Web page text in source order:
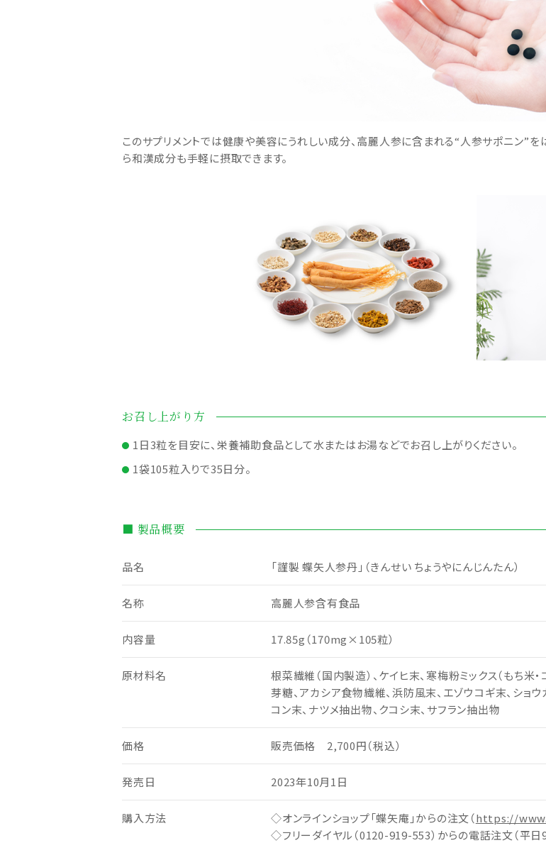
このサプリメントでは健康や美容にうれしい成分、高麗人参に含まれる“人参サポニン”
ら和漢成分も手軽に摂取できます。
お召し上がり方
1日3粒を目安に、栄養補助食品として水またはお湯などでお召し上がりください。
1袋105粒入りで35日分。
■ 製品概要
品名 「謹製 蝶矢人参丹」（きんせい ちょうやにんじんたん）
名称 高麗人参含有食品
内容量 17.85g（170mg×105粒）
原材料名
根菜繊維（国内製造）、ケイヒ末、寒梅粉ミックス（もち米
芽糖、アカシア食物繊維、浜防風末、エゾウコギ末、ショ
コン末、ナツメ抽出物、クコシ末、サフラン抽出物
価格 販売価格 2,700円（税込）
発売日 2023年10月1日
購入方法 ◇オンラインショップ「蝶矢庵」からの注文（https://
◇フリーダイヤル（0120-919-553）からの電話注文（平日9